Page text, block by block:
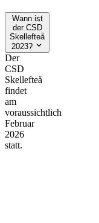
Wann ist
der CSD
Skellefteå
2023?
Der
CSD
Skellefteå
findet
am
voraussichtlich
Februar
2026
statt.